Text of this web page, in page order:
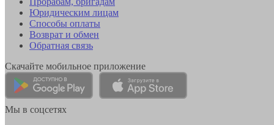
Юридическим лицам
Способы оплаты
Возврат и обмен
Обратная связь
Скачайте мобильное приложение
Мы в соцсетях